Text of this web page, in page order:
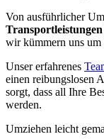
Von ausführlicher
Transportleistungen
wir kümmern uns um
Unser erfahrenes
einen reibungslosen
sorgt, dass all Ihre
werden.
Umziehen leicht